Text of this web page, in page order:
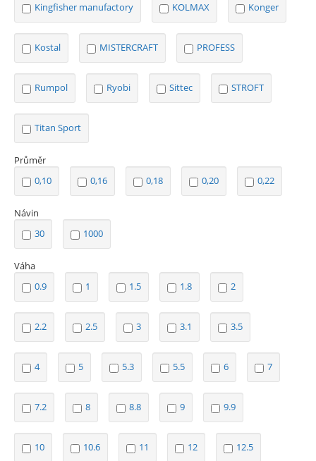
Kingfisher manufactory KOLMAX Konger
Kostal MISTERCRAFT PROFESS
Rumpol Ryobi Sittec STROFT
Titan Sport
Průměr
0,10
0,16 0,18 0,20 0,22
Návin
30
1000
Váha
0.9
1 1.5 1.8 2
2.2 2.5 3 3.1 3.5
4 5 5.3 5.5 6 7
7.2 8 8.8 9 9.9
10 10.6 11 12 12.5